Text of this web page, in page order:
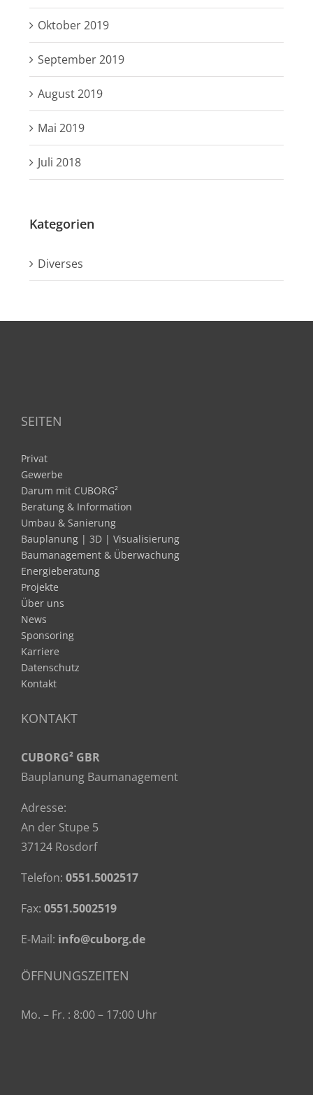
Oktober 2019
September 2019
August 2019
Mai 2019
Juli 2018
Kategorien
Diverses
SEITEN
Privat
Gewerbe
Darum mit CUBORG²
Beratung & Information
Umbau & Sanierung
Bauplanung | 3D | Visualisierung
Baumanagement & Überwachung
Energieberatung
Projekte
Über uns
News
Sponsoring
Karriere
Datenschutz
Kontakt
KONTAKT
CUBORG² GBR
Bauplanung Baumanagement
Adresse:
An der Stupe 5
37124 Rosdorf
Telefon: 0551.5002517
Fax: 0551.5002519
E-Mail: info@cuborg.de
ÖFFNUNGSZEITEN
Mo. – Fr. : 8:00 – 17:00 Uhr